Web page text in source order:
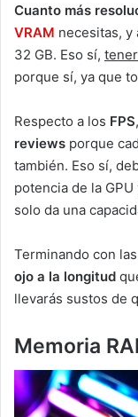
Cuanto más
VRAM necesitas, y
32 GB. Eso sí,
porque sí, ya que
Respecto a los FPS
reviews porque
también. Eso sí,
potencia de la
solo da una
Terminando con
ojo a la longitud
llevarás sustos de
Memoria